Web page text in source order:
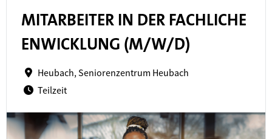
MITARBEITER IN DER FACHLICHE
ENWICKLUNG (M/W/D)
Heubach, Seniorenzentrum Heubach
Teilzeit